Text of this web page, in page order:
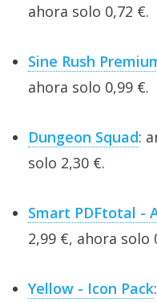
ahora solo 0,72 €.
Sine Rush
ahora solo 0,99 €.
Dungeon Squad:
solo 2,30 €.
Smart PDFtotal -
2,99 €, ahora solo
Yellow - Icon Pack